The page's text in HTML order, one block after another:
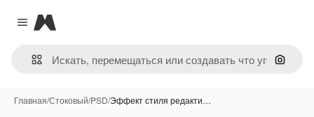
Close menu
Magnific
Поиск
Главная/Стоковый/PSD/Эффект стиля редакти…